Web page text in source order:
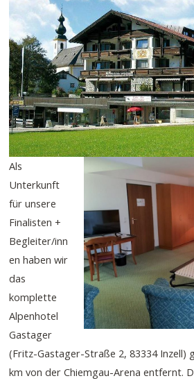
Als
Unterkunft
für unsere
Finalisten +
Begleiter/inn
en haben wir
das
komplette
Alpenhotel
Gastager
(Fritz-Gastager-Straße 2, 83334 Inzell)
km von der Chiemgau-Arena entfernt.